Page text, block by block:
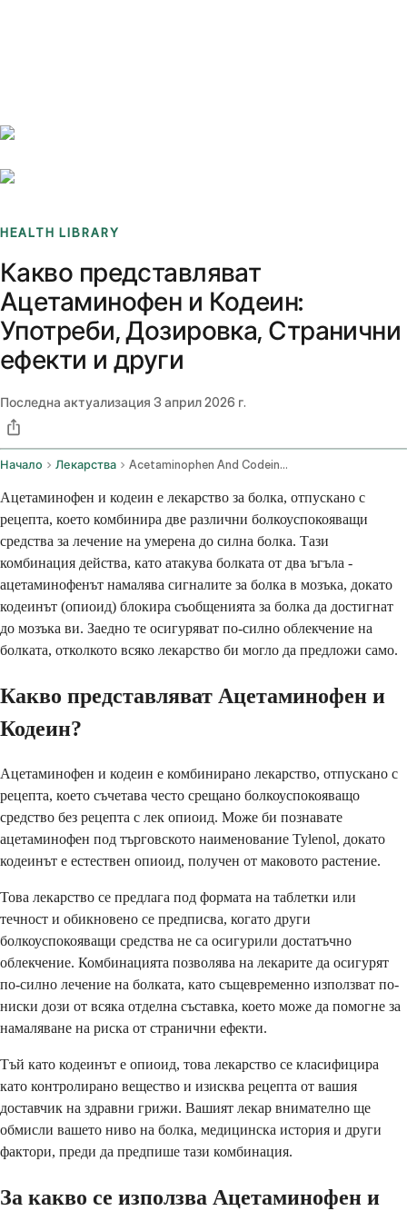
HEALTH LIBRARY
Какво представляват
Ацетаминофен и Кодеин:
Употреби, Дозировка, Странични
ефекти и други
Последна актуализация 3 април 2026 г.
Начало Лекарства Acetaminophen And Codeine Oral Route
Ацетаминофен и кодеин е лекарство за болка, отпускано с
рецепта, което комбинира две различни болкоуспокояващи
средства за лечение на умерена до силна болка. Тази
комбинация действа, като атакува болката от два ъгъла -
ацетаминофенът намалява сигналите за болка в мозъка, докато
кодеинът (опиоид) блокира съобщенията за болка да достигнат
до мозъка ви. Заедно те осигуряват по-силно облекчение на
болката, отколкото всяко лекарство би могло да предложи само.
Какво представляват Ацетаминофен и
Кодеин?
Ацетаминофен и кодеин е комбинирано лекарство, отпускано с
рецепта, което съчетава често срещано болкоуспокояващо
средство без рецепта с лек опиоид. Може би познавате
ацетаминофен под търговското наименование Tylenol, докато
кодеинът е естествен опиоид, получен от маковото растение.
Това лекарство се предлага под формата на таблетки или
течност и обикновено се предписва, когато други
болкоуспокояващи средства не са осигурили достатъчно
облекчение. Комбинацията позволява на лекарите да осигурят
по-силно лечение на болката, като същевременно използват по-
ниски дози от всяка отделна съставка, което може да помогне за
намаляване на риска от странични ефекти.
Тъй като кодеинът е опиоид, това лекарство се класифицира
като контролирано вещество и изисква рецепта от вашия
доставчик на здравни грижи. Вашият лекар внимателно ще
обмисли вашето ниво на болка, медицинска история и други
фактори, преди да предпише тази комбинация.
За какво се използва Ацетаминофен и